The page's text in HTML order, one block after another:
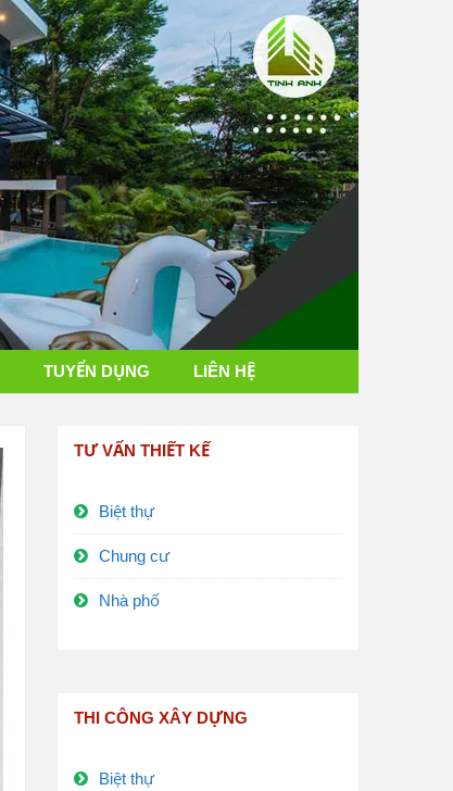
TUYỂN DỤNG LIÊN HỆ
TƯ VẤN THIẾT KẾ
Biệt thự
Chung cư
Nhà phố
THI CÔNG XÂY DỰNG
Biệt thự